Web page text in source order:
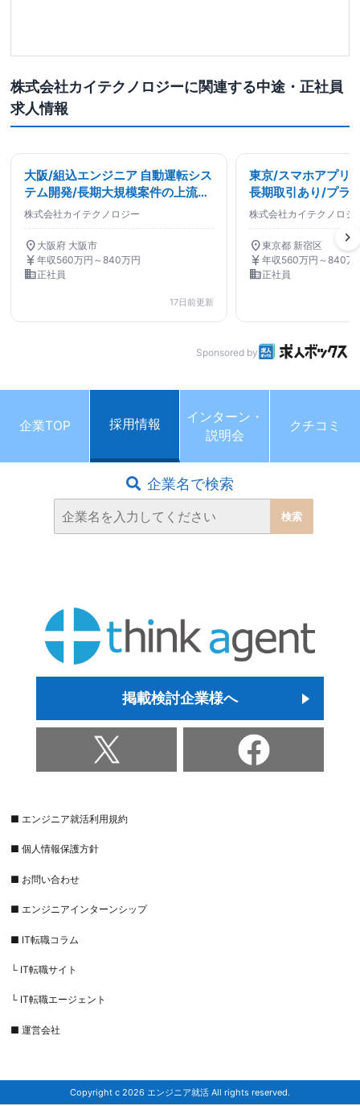
株式会社カイテクノロジーに関連する中途・正社員
求人情報
大阪/組込エンジニア 自動運転シス
テム開発/長期大規模案件の上流工
程×原則チームアサイン/ソフトウ
エア設計・開発関連
株式会社カイテクノロジー
location_on 大阪府 大阪市
currency_yen年収560万円～840万円
business正社員
17日前更新
東京/スマホアプリ
長期取引あり/プラ
の案件保有/教育特
系エンジニア
株式会社カイテクノロジ
location_on東京都 新宿区
currency_yen年収560万円～840万
business正社員
chevron_right
Sponsored by
企業TOP 採用情報
インターン・
説明会
クチコミ
企業名で検索
掲載検討企業様へ
■ エンジニア就活利用規約
■ 個人情報保護方針
■ お問い合わせ
■ エンジニアインターンシップ
■ IT転職コラム
└ IT転職サイト
└ IT転職エージェント
■ 運営会社
Copyright c 2026 エンジニア就活 All rights reserved.